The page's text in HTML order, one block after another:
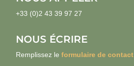
+33 (0)2 43 39 97 27
NOUS ÉCRIRE
Remplissez leformulaire de contact